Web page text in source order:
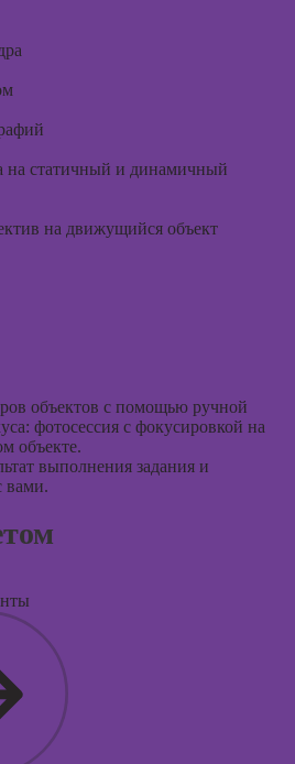
на статичный и динамичный
на движущийся объект
объектов с помощью ручной
фотосессия с фокусировкой на
объекте.
выполнения задания и
вами.